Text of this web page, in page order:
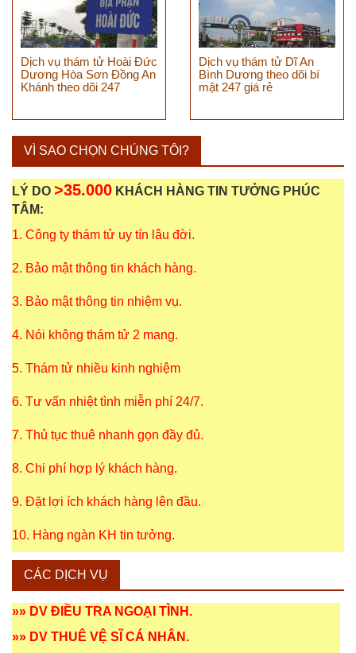
Dịch vụ thám tử Hoài Đức
Dương Hòa Sơn Đồng An
Khánh theo dõi 247
Dịch vụ thám tử Dĩ An
Bình Dương theo dõi bí
mật 247 giá rẻ
VÌ SAO CHỌN CHÚNG TÔI?
LÝ DO >35.000 KHÁCH HÀNG TIN TƯỞNG PHÚC
TÂM:
1. Công ty thám tử uy tín lâu đời.
2. Bảo mật thông tin khách hàng.
3. Bảo mật thông tin nhiệm vụ.
4. Nói không thám tử 2 mang.
5. Thám tử nhiều kinh nghiệm
6. Tư vấn nhiệt tình miễn phí 24/7.
7. Thủ tục thuê nhanh gọn đầy đủ.
8. Chi phí hợp lý khách hàng.
9. Đặt lợi ích khách hàng lên đầu.
10. Hàng ngàn KH tin tưởng.
CÁC DỊCH VỤ
»» DV ĐIỀU TRA NGOẠI TÌNH .
»» DV THUÊ VỆ SĨ CÁ NHÂN .